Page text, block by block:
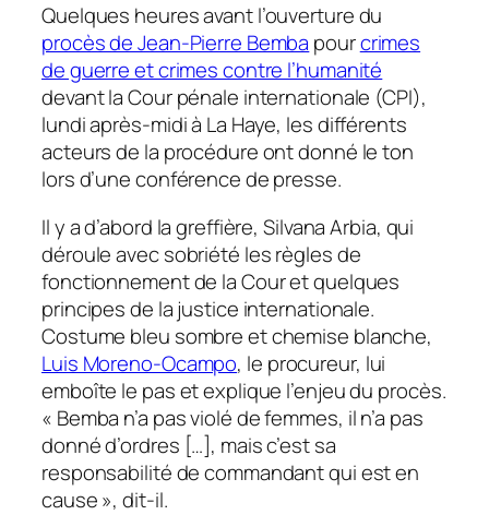
Quelques heures avant l’ouverture du
procès de Jean-Pierre Bemba pourcrimes
de guerre et crimes contre l’humanité
devant la Cour pénale internationale (CPI),
lundi après-midi à La Haye, les différents
acteurs de la procédure ont donné le ton
lors d’une conférence de presse.
Il y a d’abord la greffière, Silvana Arbia, qui
déroule avec sobriété les règles de
fonctionnement de la Cour et quelques
principes de la justice internationale.
Costume bleu sombre et chemise blanche,
Luis Moreno-Ocampo, le procureur, lui
emboîte le pas et explique l’enjeu du procès.
« Bemba n’a pas violé de femmes, il n’a pas
donné d’ordres […], mais c’est sa
responsabilité de commandant qui est en
cause », dit-il.